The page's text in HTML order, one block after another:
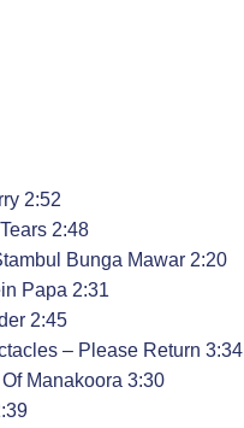
2:52
2:48
Bunga Mawar 2:20
Papa 2:31
2:45
– Please Return 3:34
Manakoora 3:30